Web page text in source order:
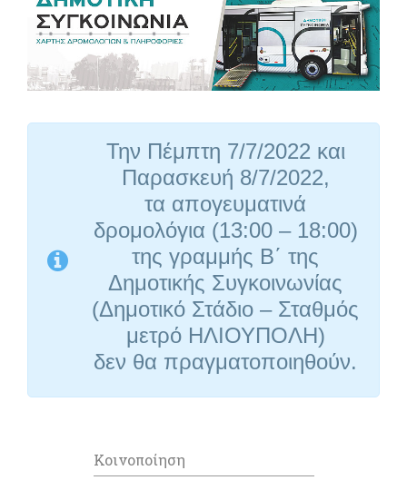
Την Πέμπτη 7/7/2022 και
Παρασκευή 8/7/2022,
τα απογευματινά
δρομολόγια (13:00 – 18:00)
της γραμμής Β΄ της
Δημοτικής Συγκοινωνίας
(Δημοτικό Στάδιο – Σταθμός
μετρό ΗΛΙΟΥΠΟΛΗ)
δεν θα πραγματοποιηθούν.
Κοινοποίηση